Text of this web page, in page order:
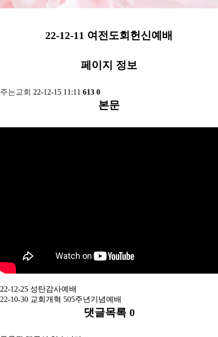
22-12-11 여전도회헌신예배
페이지 정보
주는교회 22-12-15 11:11 613 0
본문
22-12-25 성탄감사예배
22-10-30 교회개혁 505주년기념예배
댓글목록 0